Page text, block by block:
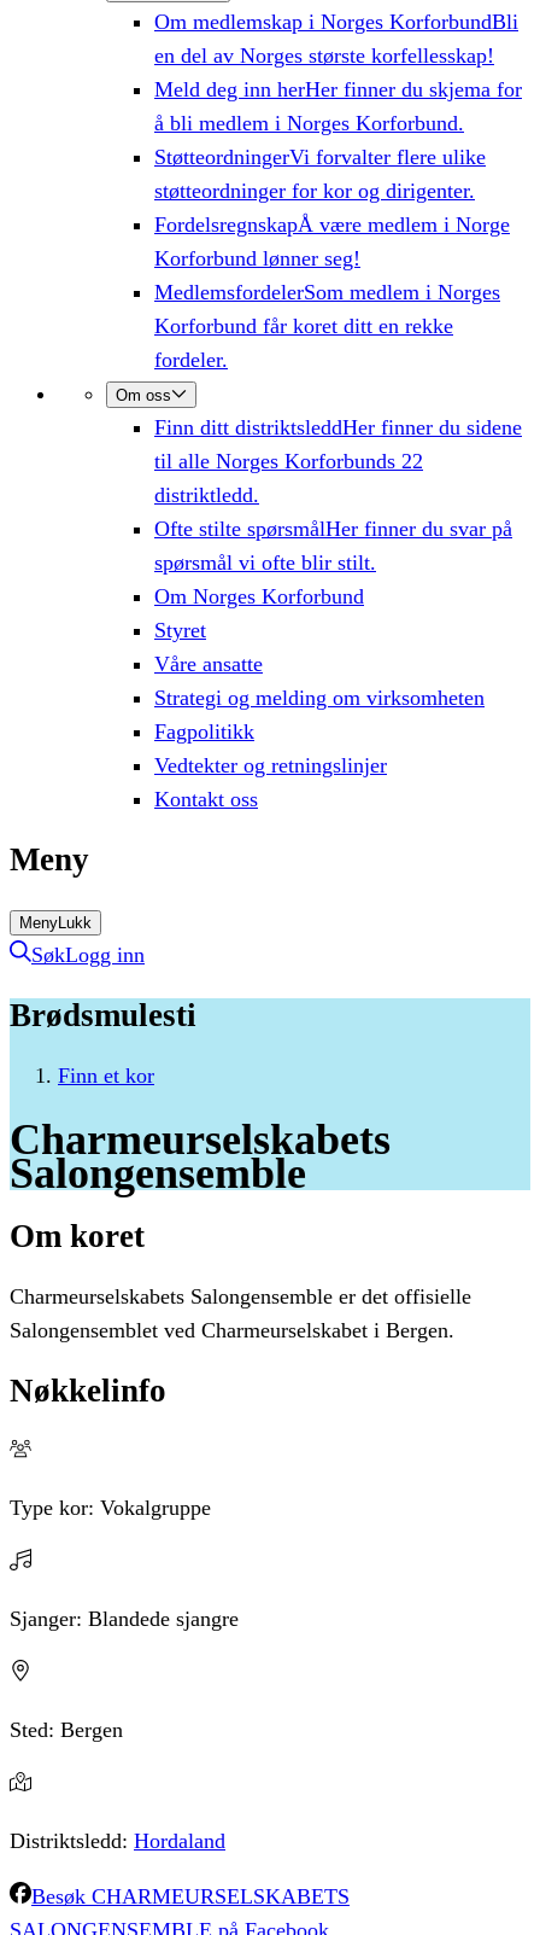
Om medlemskap i Norges KorforbundBli
en del av Norges største korfellesskap!
Meld deg inn herHer finner du skjema for
å bli medlem i Norges Korforbund.
StøtteordningerVi forvalter flere ulike
støtteordninger for kor og dirigenter.
FordelsregnskapÅ være medlem i Norge
Korforbund lønner seg!
MedlemsfordelerSom medlem i Norges
Korforbund får koret ditt en rekke
fordeler.
Om oss
Finn ditt distriktsleddHer finner du sidene
til alle Norges Korforbunds 22
distriktledd.
Ofte stilte spørsmålHer finner du svar på
spørsmål vi ofte blir stilt.
Om Norges Korforbund
Styret
Våre ansatte
Strategi og melding om virksomheten
Fagpolitikk
Vedtekter og retningslinjer
Kontakt oss
Meny
MenyLukk
SøkLogg inn
Brødsmulesti
Finn et kor
Charmeurselskabets
Salongensemble
Om koret
Charmeurselskabets Salongensemble er det offisielle
Salongensemblet ved Charmeurselskabet i Bergen.
Nøkkelinfo
Type kor: Vokalgruppe
Sjanger: Blandede sjangre
Sted: Bergen
Distriktsledd: Hordaland
Besøk CHARMEURSELSKABETS
SALONGENSEMBLE på Facebook